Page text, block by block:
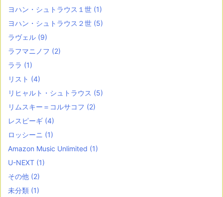
ヨハン・シュトラウス１世 (1)
ヨハン・シュトラウス２世 (5)
ラヴェル (9)
ラフマニノフ (2)
ララ (1)
リスト (4)
リヒャルト・シュトラウス (5)
リムスキー＝コルサコフ (2)
レスピーギ (4)
ロッシーニ (1)
Amazon Music Unlimited (1)
U-NEXT (1)
その他 (2)
未分類 (1)